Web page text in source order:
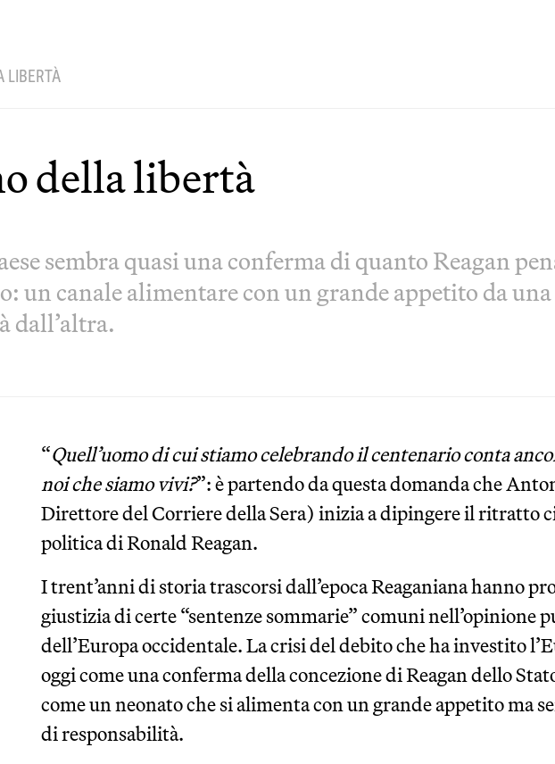
LIBERTÀ
della libertà
sembra quasi una conferma di quanto Reagan
un canale alimentare con un grande appetito da
dall’altra.
“Quell’uomo di cui stiamo celebrando il centenario conta
noi che siamo vivi?”: è partendo da questa domanda che
Direttore del Corriere della Sera) inizia a dipingere il ritratto
politica di Ronald Reagan.
I trent’anni di storia trascorsi dall’epoca Reaganiana hanno
giustizia di certe “sentenze sommarie” comuni nell’opinione
dell’Europa occidentale. La crisi del debito che ha investito
oggi come una conferma della concezione di Reagan dello
come un neonato che si alimenta con un grande appetito ma
di responsabilità.